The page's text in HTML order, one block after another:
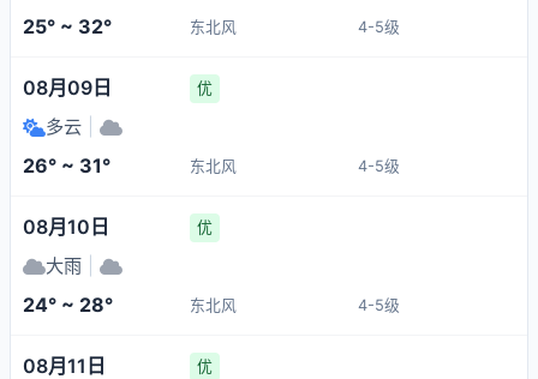
25° ~ 32° 东北风 4-5级
08月09日 优
多云
26° ~ 31° 东北风 4-5级
08月10日 优
大雨
24° ~ 28° 东北风 4-5级
08月11日 优